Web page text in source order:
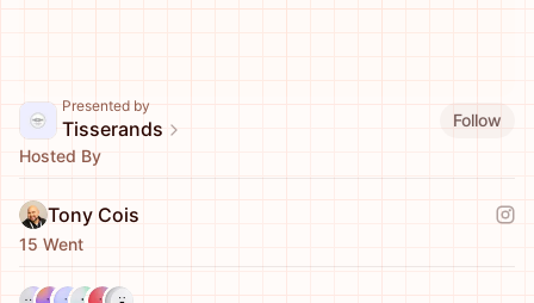
Presented by
Tisserands
Follow
Hosted By
Tony Cois
15 Went